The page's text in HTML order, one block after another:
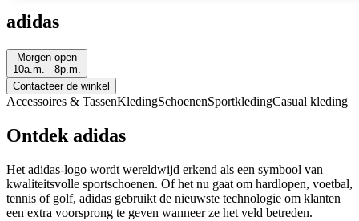
adidas
Morgen open
10a.m. - 8p.m.
Contacteer de winkel
Accessoires & TassenKledingSchoenenSportkledingCasual kleding
Ontdek adidas
Het adidas-logo wordt wereldwijd erkend als een symbool van
kwaliteitsvolle sportschoenen. Of het nu gaat om hardlopen, voetbal,
tennis of golf, adidas gebruikt de nieuwste technologie om klanten
een extra voorsprong te geven wanneer ze het veld betreden.